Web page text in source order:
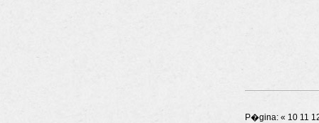
P�gina: « 10 11